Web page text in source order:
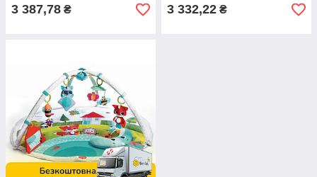
3 387,78 ₴ 3 332,22 ₴